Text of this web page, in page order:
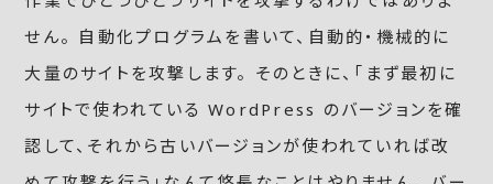
せん。 自動化プログラムを書いて、自動的・機械的に
大量のサイトを攻撃します。 そのときに、「まず最初に
サイトで使われている WordPress のバージョンを確
認して、それから古いバージョンが使われていれば改